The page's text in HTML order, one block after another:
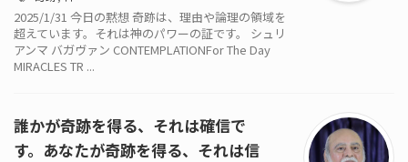
2025/1/31 今日の黙想 奇跡は、理由や論理の領域を
超えています。それは神のパワーの証です。 シュリ
アンマ バガヴァン CONTEMPLATIONFor The Day
MIRACLES TR ...
誰かが奇跡を得る、それは確信で
す。あなたが奇跡を得る、それは信